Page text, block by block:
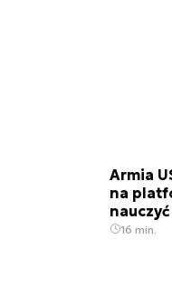
Armia
na
16 min.